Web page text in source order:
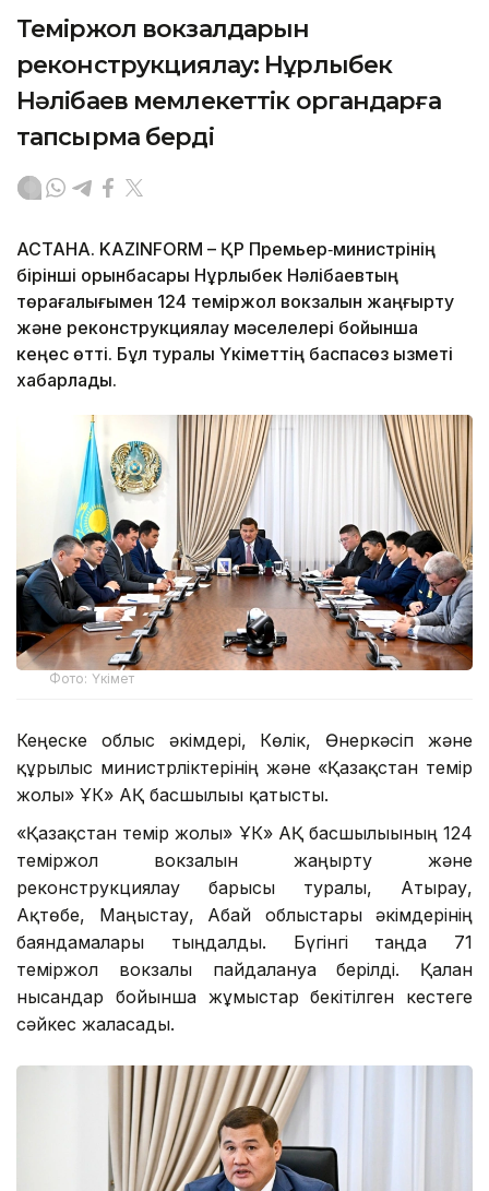
Теміржол вокзалдарын
реконструкциялау: Нұрлыбек
Нәлібаев мемлекеттік органдарға
тапсырма берді
АСТАНА. KAZINFORM – ҚР Премьер‑министрінің
бірінші орынбасары Нұрлыбек Нәлібаевтың
төрағалығымен 124 теміржол вокзалын жаңғырту
және реконструкциялау мәселелері бойынша
кеңес өтті. Бұл туралы Үкіметтің баспасөз қызметі
хабарлады.
Фото: Үкімет
Кеңеске облыс әкімдері, Көлік, Өнеркәсіп және
құрылыс министрліктерінің және «Қазақстан темір
жолы» ҰК» АҚ басшылығы қатысты.
«Қазақстан темір жолы» ҰК» АҚ басшылығының 124
теміржол вокзалын жаңғырту және
реконструкциялау барысы туралы, Атырау,
Ақтөбе, Маңғыстау, Абай облыстары әкімдерінің
баяндамалары тыңдалды. Бүгінгі таңда 71
теміржол вокзалы пайдалануға берілді. Қалған
нысандар бойынша жұмыстар бекітілген кестеге
сәйкес жалғасады.